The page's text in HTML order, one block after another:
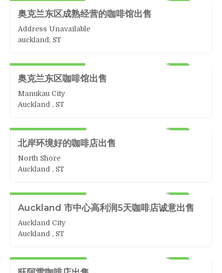
奥克兰东区成熟经营的咖啡馆出售
Address Unavailable
auckland, ST
咖啡
奥克兰东区咖啡馆出售
Manukau City
Auckland , ST
咖啡
北岸环境好的咖啡店出售
North Shore
Auckland , ST
ACTIVE
咖啡
Auckland 市中心高利润5天咖啡店诚意出售
Auckland City
Auckland , ST
咖啡